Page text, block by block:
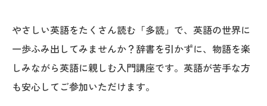
やさしい英語をたくさん読む「多読」で、英語の世界に
一歩ふみ出してみませんか？辞書を引かずに、物語を楽
しみながら英語に親しむ入門講座です。英語が苦手な方
も安心してご参加いただけます。